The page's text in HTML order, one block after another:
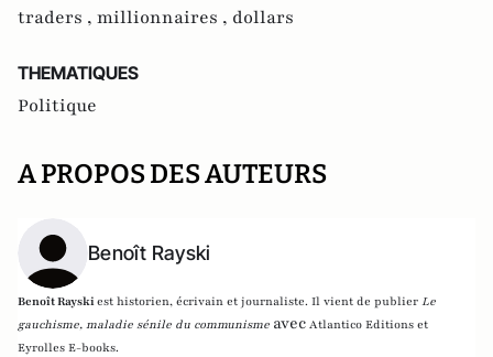
traders , millionnaires , dollars
THEMATIQUES
Politique
A PROPOS DES AUTEURS
Benoît Rayski
Benoît Rayskiest historien, écrivain et journaliste. Il vient de publier Le
gauchisme, maladie sénile du communisme avec Atlantico Editions et
Eyrolles E-books.